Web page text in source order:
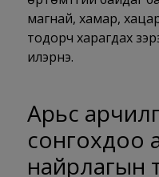
магнай, хамар, хацар,
тодорч харагдах
илэрнэ.
Арьс
сонгохдоо
найрлагын